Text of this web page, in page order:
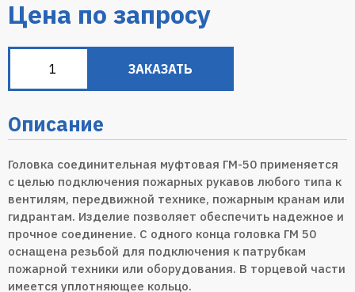
Цена по запросу
ЗАКАЗАТЬ
Описание
Головка соединительная муфтовая ГМ-50 применяется
с целью подключения пожарных рукавов любого типа к
вентилям, передвижной технике, пожарным кранам или
гидрантам. Изделие позволяет обеспечить надежное и
прочное соединение. С одного конца головка ГМ 50
оснащена резьбой для подключения к патрубкам
пожарной техники или оборудования. В торцевой части
имеется уплотняющее кольцо.